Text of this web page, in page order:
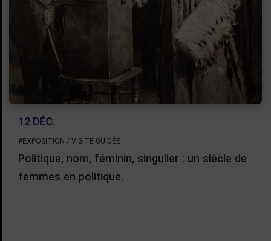
12 DÉC.
#EXPOSITION / VISITE GUIDÉE
Politique, nom, féminin, singulier : un siècle de
femmes en politique.